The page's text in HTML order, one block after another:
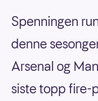
Spenningen
denne
Arsenal og
siste topp fire-